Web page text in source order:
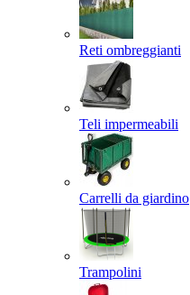
Reti ombreggianti
Teli impermeabili
Carrelli da giardino
Trampolini